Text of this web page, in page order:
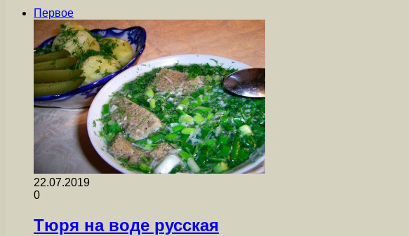
Первое
22.07.2019
0
Тюря на воде русская